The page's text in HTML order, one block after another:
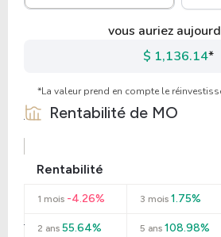
vous auriez
$ 1,136.14*
*La valeur prend en compte le
Rentabilité de MO
Rentabilité
1 mois -4.26% 3 mois 1.75%
2 ans 55.64% 5 ans 108.98%